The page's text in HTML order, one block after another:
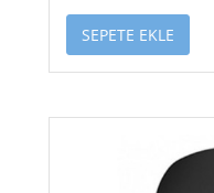
SEPETE EKLE